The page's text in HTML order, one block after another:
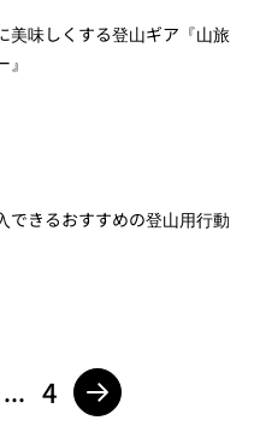
美味しくする登山ギア『山旅
できるおすすめの登山用行動
... 4